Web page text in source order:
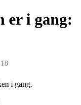
er i gang:
i gang.